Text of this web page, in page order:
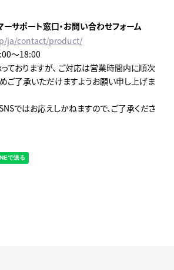
ーサポート窓口・お問い合わせフォーム
ja/contact/product/
～18:00
ておりますが、 ご対応は営業時間内に順次
めご了承いただけますようお願い申し上げま
ではお応えしかねますので、ご了承くださ